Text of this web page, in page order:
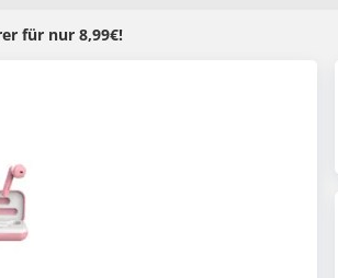
für nur 8,99€!